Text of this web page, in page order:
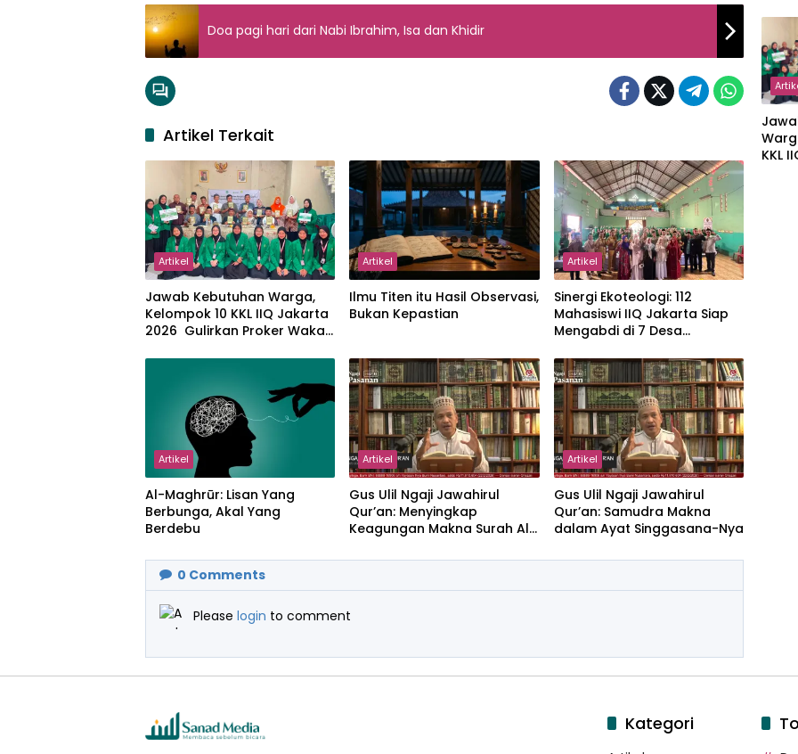
Doa pagi hari dari Nabi Ibrahim, Isa dan Khidir
Artikel Terkait
Artikel
Jawab Kebutuhan Warga,
Kelompok 10 KKL IIQ Jakarta
2026 Gulirkan Proker Wakaf
Artikel
Ilmu Titen itu Hasil Observasi,
Bukan Kepastian
Artikel
‎Sinergi Ekoteologi: 112
Mahasiswi IIQ Jakarta Siap
Mengabdi di 7 Desa
Artikel
Al-Maghrūr: Lisan Yang
Berbunga, Akal Yang
Berdebu
Artikel
Gus Ulil Ngaji Jawahirul
Qur’an: Menyingkap
Keagungan Makna Surah Al-
Artikel
Gus Ulil Ngaji Jawahirul
Qur’an: Samudra Makna
dalam Ayat Singgasana-Nya
0 Comments
Please login to comment
KKL
Kategori